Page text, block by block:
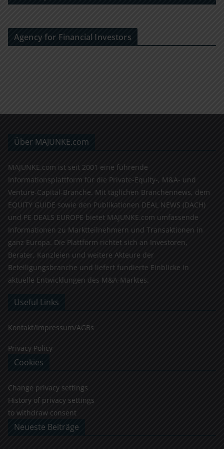
Agency for Financial Investors
Über MAJUNKE.com
MAJUNKE.com ist seit 2001 eine führende
Informationsplattform für die Private-Equity-, M&A- und
Venture-Capital-Branche. Mit täglichen Branchennews, dem
EQUITY GUIDE sowie den Publikationen DEAL NEWS (DACH)
und PE DEALS EUROPE bietet MAJUNKE.com umfassende
Informationen zu Marktteilnehmern und Transaktionen in
ganz Europa. Die Plattform richtet sich an Investoren,
Berater, Kanzleien und weitere Akteure der
Beteiligungsbranche und liefert fundierte Einblicke in
aktuelle Entwicklungen des M&A-Marktes.
Useful Links
Kontakt/Impressum/AGBs
Privacy Policy
Cookies
Change privacy settings
History of privacy settings
to withdraw consent
Neueste Beiträge